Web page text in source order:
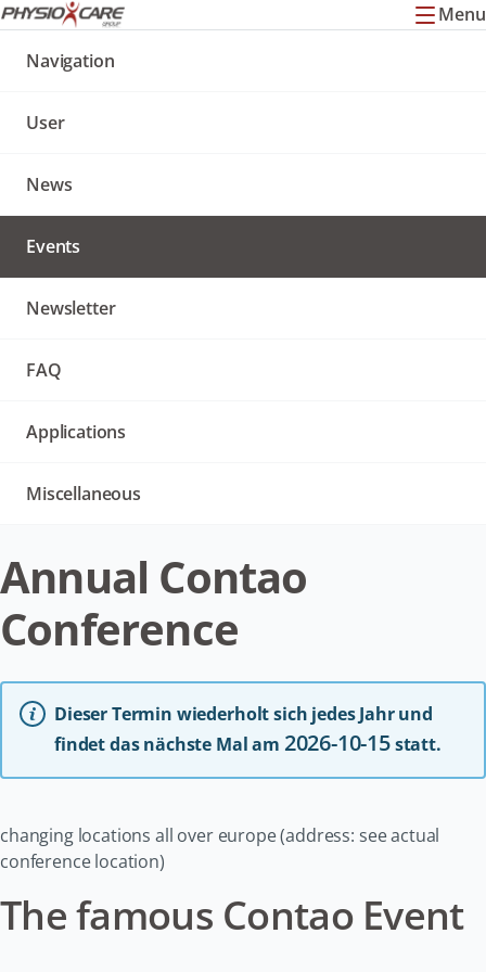
Menu
Navigation
Navigation
User
News
Events
Newsletter
FAQ
Applications
Miscellaneous
Annual Contao
Conference
Dieser Termin wiederholt sich jedes Jahr und
findet das nächste Mal am 2026-10-15statt.
changing locations all over europe (address: see actual
conference location)
The famous Contao Event